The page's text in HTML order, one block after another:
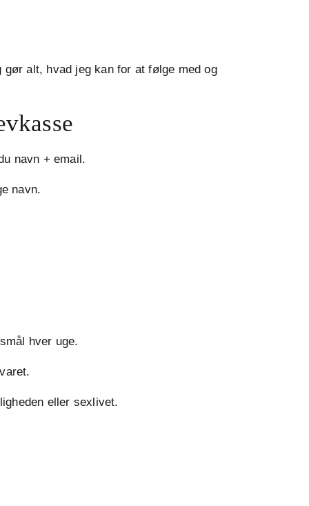
alt, hvad jeg kan for at følge med og
navn + email.
navn.
hver uge.
eller sexlivet.